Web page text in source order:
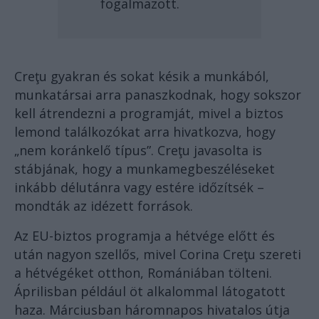
fogalmazott.
Creţu gyakran és sokat késik a munkából,
munkatársai arra panaszkodnak, hogy sokszor
kell átrendezni a programját, mivel a biztos
lemond találkozókat arra hivatkozva, hogy
„nem koránkelő típus”. Creţu javasolta is
stábjának, hogy a munkamegbeszéléseket
inkább délutánra vagy estére időzítsék –
mondták az idézett források.
Az EU-biztos programja a hétvége előtt és
után nagyon szellős, mivel Corina Creţu szereti
a hétvégéket otthon, Romániában tölteni.
Áprilisban például öt alkalommal látogatott
haza. Márciusban háromnapos hivatalos útja